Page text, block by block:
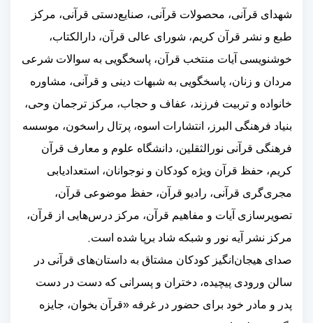
شهدای قرآنی، محصولات قرآنی، صنایع‌دستی قرآنی، مرکز
طبع و نشر قرآن کریم، شورای عالی قرآن، دارالکتاب،
خوشنویسی آیات منتخب قرآن، پاسخگویی به سوالات شرعی
مردان و زنان، پاسخگویی به شبهات دینی و قرآنی، مشاوره
خانواده و تربیت فرزند، عفاف و حجاب، مرکز ترجمان وحی،
بنیاد فرهنگی البرز، انتشارات اسوه، پرتال راسخون، موسسه
فرهنگی قرآنی نورالثقلین، دانشگاه علوم و معارف قرآن
کریم، حفظ قرآن ویژه کودکان و نوجوانان، استعدادیابی
مجری‌گری قرآنی، رادیو قرآن، حفظ موضوعی قرآن،
تصویرسازی آیات و مفاهیم قرآن، مرکز درس‌هایی از قرآن،
مرکز نشر آیه نور و شبکه شاد برپا شده است.
صدای هیجان‌انگیز کودکان مشتاق به داستان‌های قرآنی در
سالن ورودی پیچیده، دختران و پسرانی که دست در دست
پدر و مادر خود برای حضور در غرفه «قرآن بخوان، جایزه